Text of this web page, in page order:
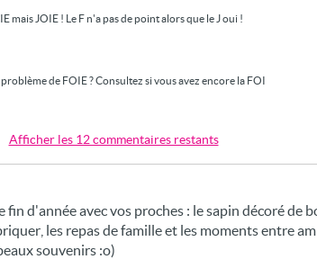
mais JOIE ! Le F n'a pas de point alors que le J oui !
de FOIE ? Consultez si vous avez encore la FOI
Afficher les 12 commentaires restants
d'année avec vos proches : le sapin décoré de
les repas de famille et les moments entre
souvenirs :o)